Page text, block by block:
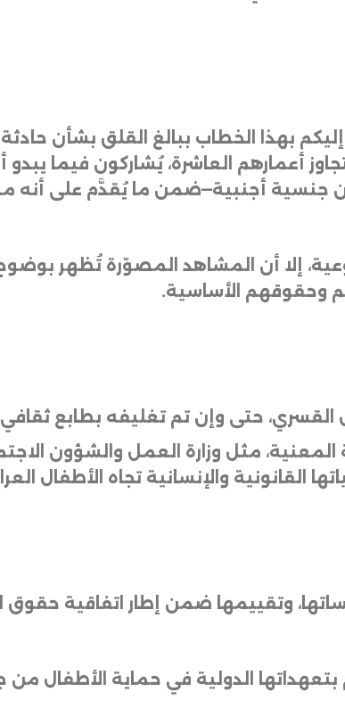
بهذا الخطاب ببالغ القلق بشأن
أعمارهم العاشرة، يُشاركون فيما
جنسية أجنبية—ضمن ما يُقدَّم على أنه
إلا أن المشاهد المصوّرة تُظهر
وحقوقهم الأساسية.
القسري، حتى وإن تم تغليفه بطابع
مثل وزارة العمل والشؤون
القانونية والإنسانية تجاه الأطفال
وتقييمها ضمن إطار اتفاقية حقوق
بتعهداتها الدولية في حماية الأطفال